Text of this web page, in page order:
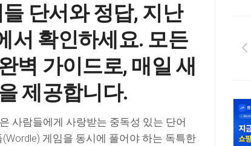
단서와 정답, 지난
서 확인하세요. 모든
벽 가이드로, 매일 새
제공합니다.
사람들에게 사랑받는 중독성 있는 단어
게임을 동시에 풀어야 하는 독특한